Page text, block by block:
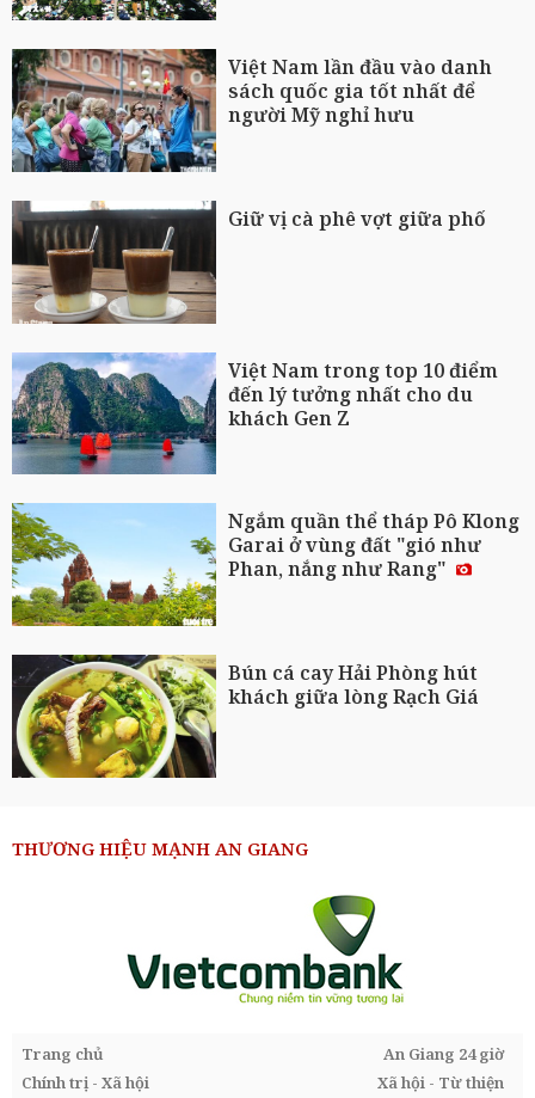
Việt Nam lần đầu vào danh
sách quốc gia tốt nhất để
người Mỹ nghỉ hưu
Giữ vị cà phê vợt giữa phố
Việt Nam trong top 10 điểm
đến lý tưởng nhất cho du
khách Gen Z
Ngắm quần thể tháp Pô Klong
Garai ở vùng đất "gió như
Phan, nắng như Rang"
Bún cá cay Hải Phòng hút
khách giữa lòng Rạch Giá
THƯƠNG HIỆU MẠNH AN GIANG
Trang chủ
An Giang 24 giờ
Chính trị - Xã hội
Xã hội - Từ thiện